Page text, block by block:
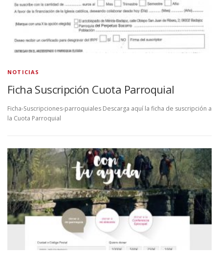
NOTICIAS
Ficha Suscripción Cuota Parroquial
Ficha-Suscripciones-parroquiales Descarga aquí la ficha de suscripción a
la Cuota Parroquial